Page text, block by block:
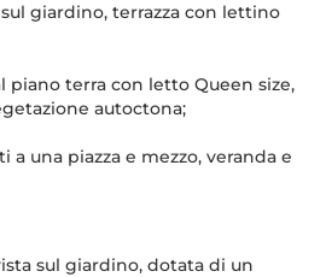
giardino, terrazza con lettino
piano terra con letto Queen size,
autoctona;
a una piazza e mezzo, veranda e
sul giardino, dotata di un